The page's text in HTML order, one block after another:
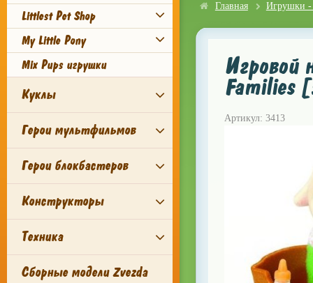
Littlest Pet Shop
My Little Pony
Mix Pups игрушки
Куклы
Герои мультфильмов
Герои блокбастеров
Конструкторы
Техника
Сборные модели Zvezda
Главная Игрушки -
Игровой
Families
Артикул: 3413